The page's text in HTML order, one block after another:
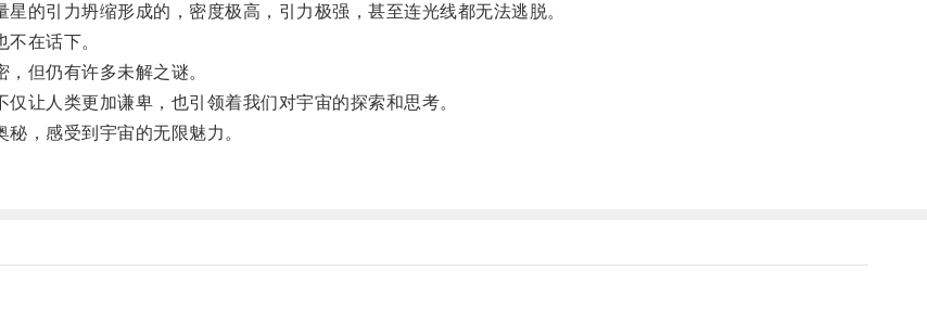
引力坍缩形成的，密度极高，引力极强，甚至连光线都无法逃脱。
在话下。
但仍有许多未解之谜。
人类更加谦卑，也引领着我们对宇宙的探索和思考。
，感受到宇宙的无限魅力。